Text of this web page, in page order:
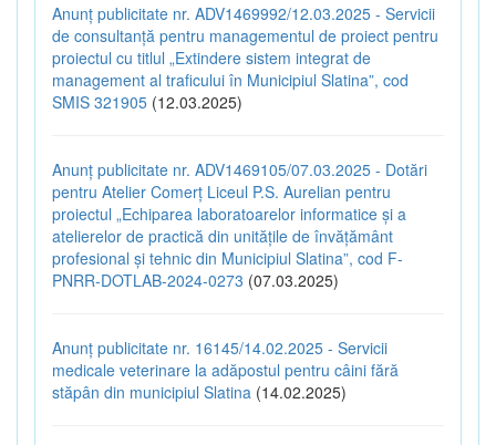
Anunț publicitate nr. ADV1469992/12.03.2025 - Servicii
de consultanță pentru managementul de proiect pentru
proiectul cu titlul „Extindere sistem integrat de
management al traficului în Municipiul Slatina”, cod
SMIS 321905 (12.03.2025)
Anunț publicitate nr. ADV1469105/07.03.2025 - Dotări
pentru Atelier Comerț Liceul P.S. Aurelian pentru
proiectul „Echiparea laboratoarelor informatice și a
atelierelor de practică din unitățile de învățământ
profesional și tehnic din Municipiul Slatina”, cod F-
PNRR-DOTLAB-2024-0273 (07.03.2025)
Anunț publicitate nr. 16145/14.02.2025 - Servicii
medicale veterinare la adăpostul pentru câini fără
stăpân din municipiul Slatina (14.02.2025)